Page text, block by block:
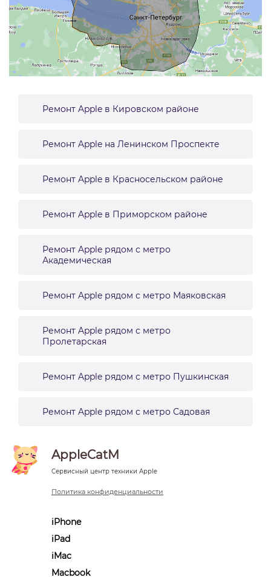
Ремонт Apple в Кировском районе
Ремонт Apple на Ленинском Проспекте
Ремонт Apple в Красносельском районе
Ремонт Apple в Приморском районе
Ремонт Apple рядом с метро
Академическая
Ремонт Apple рядом с метро Маяковская
Ремонт Apple рядом с метро
Пролетарская
Ремонт Apple рядом с метро Пушкинская
Ремонт Apple рядом с метро Садовая
AppleCatM
Сервисный центр техники Apple
Политика конфиденциальности
iPhone
iPad
iMac
Macbook